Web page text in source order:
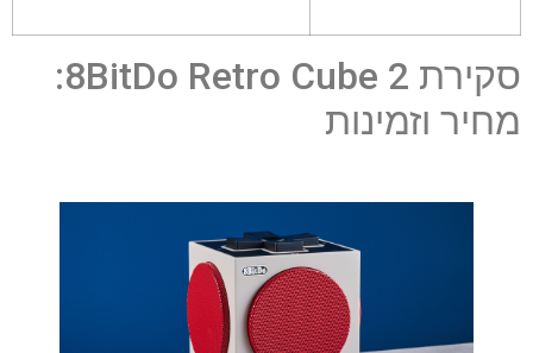
סקירת 8BitDo Retro Cube 2:
מחיר וזמינות